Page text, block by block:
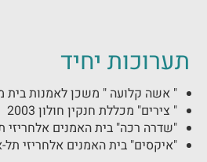
תערוכות יחיד
" אשה קלועה " משכן לאמנות בית
" צירים" מכללת חנקין חולון 2003
"שדרה רכה" בית האמנים אלחריזי תל-
"איקסים" בית האמנים אלחריזי תל-